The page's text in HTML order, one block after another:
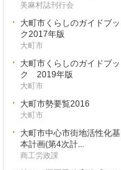
美麻村誌刊行会
大町市くらしのガイドブッ
ク2017年版
大町市
大町市くらしのガイドブッ
ク 2019年版
大町市
大町市勢要覧2016
大町市
大町市中心市街地活性化基
本計画(第4次計...
商工労政課